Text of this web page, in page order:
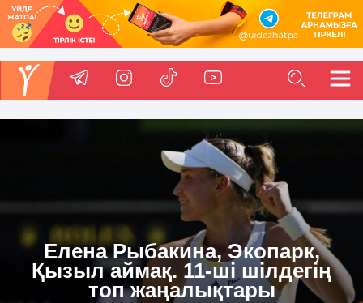
Елена Рыбакина, Экопарк,
Қызыл аймақ. 11-ші шілдегің
топ жаңалықтары